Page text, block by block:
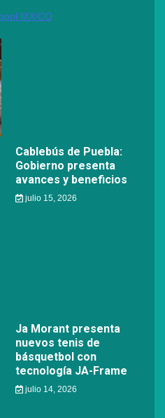
Cablebús de Puebla:
Gobierno presenta
avances y beneficios
julio 15, 2026
Ja Morant presenta
nuevos tenis de
básquetbol con
tecnología JA-Frame
julio 14, 2026